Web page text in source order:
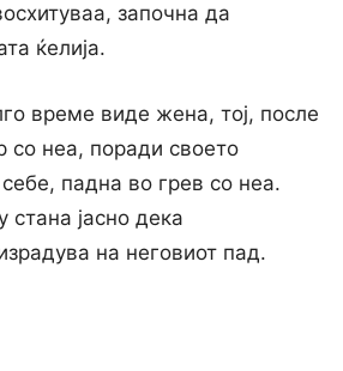
започна да
ќелија.
време виде жена, тој, после
со неа, поради своето
падна во грев со неа.
јасно дека
на неговиот пад.